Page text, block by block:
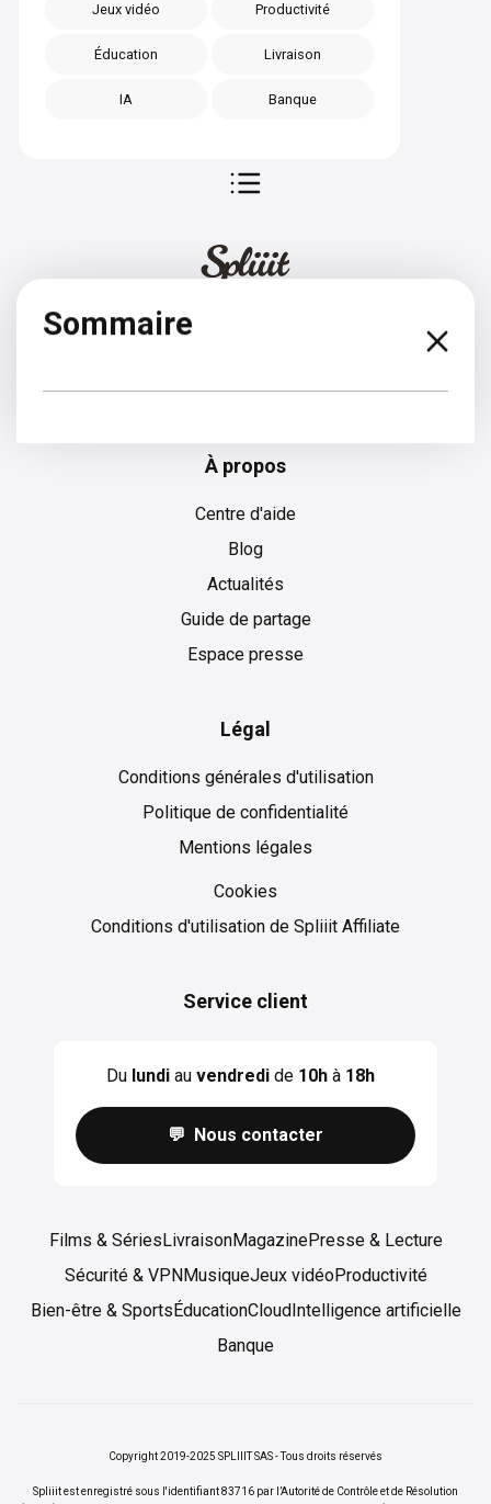
Jeux vidéo Productivité
Éducation Livraison
IA Banque
Sommaire
À propos
Centre d'aide
Blog
Actualités
Guide de partage
Espace presse
Légal
Conditions générales d'utilisation
Politique de confidentialité
Mentions légales
Cookies
Cookies
Conditions d'utilisation de Spliiit Affiliate
Service client
Du lundiau vendredide 10hà 18h
💬 Nous contacter
Films & SériesLivraisonMagazinePresse & Lecture
Sécurité & VPNMusiqueJeux vidéoProductivité
Bien-être & SportsÉducationCloudIntelligence artificielle
Banque
Copyright 2019-2025 SPLIIIT SAS - Tous droits réservés
Spliiit est enregistré sous l'identifiant 83716 par l’Autorité de Contrôle et de Résolution